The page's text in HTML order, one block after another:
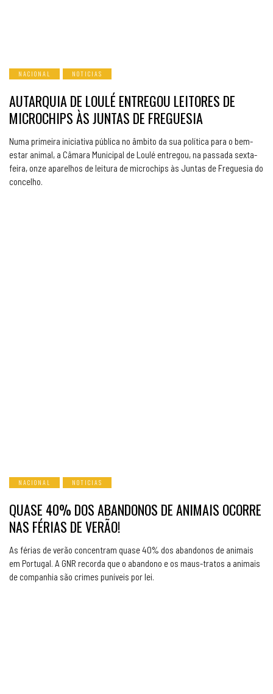
NACIONAL NOTICIAS
AUTARQUIA DE LOULÉ ENTREGOU LEITORES DE
MICROCHIPS ÀS JUNTAS DE FREGUESIA
Numa primeira iniciativa pública no âmbito da sua política para o bem-
estar animal, a Câmara Municipal de Loulé entregou, na passada sexta-
feira, onze aparelhos de leitura de microchips às Juntas de Freguesia do
concelho.
NACIONAL NOTICIAS
QUASE 40% DOS ABANDONOS DE ANIMAIS OCORRE
NAS FÉRIAS DE VERÃO!
As férias de verão concentram quase 40% dos abandonos de animais
em Portugal. A GNR recorda que o abandono e os maus-tratos a animais
de companhia são crimes puníveis por lei.